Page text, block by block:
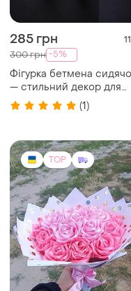
285 грн 11
300 грн -5%
Фігурка бетмена
— стильний декор для
кімнати
(1)
TOP